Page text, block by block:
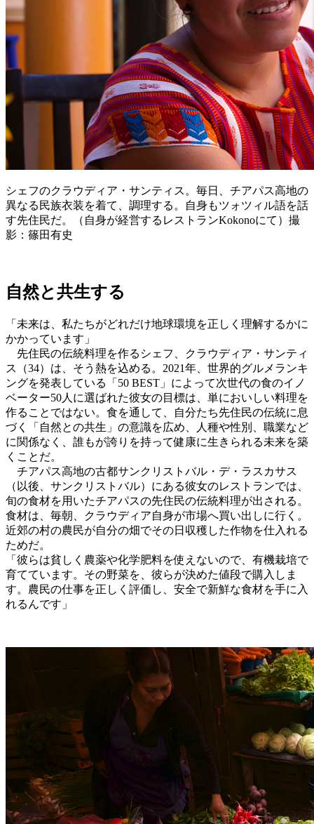
シェフのクラウディア・サンティス。毎日、チアパス高地の
異なる民族衣装を着て、調理する。自身もツォツィル語を話
す先住民だ。（自身が経営するレストランKokonoにて）撮
影：篠田有史
自然と共生する
「未来は、私たちがどれだけ地球環境を正しく理解するかに
かかっています」
先住民の伝統料理を作るシェフ、クラウディア・サンティ
ス（34）は、そう熱を込める。2021年、世界的グルメランキ
ングを発表している「50 BEST」によって次世代の食のイノ
ベーター50人に選ばれた彼女の目標は、単においしい料理を
作ることではない。食を通して、自分たち先住民の伝統に息
づく「自然との共生」の意識を広め、人種や性別、職業など
に関係なく、誰もが誇りを持って健康に生きられる未来を築
くことだ。
チアパス高地の古都サンクリストバル・デ・ラスカサス
（以後、サンクリストバル）にある彼女のレストランでは、
旬の食材を用いたチアパスの先住民の伝統料理が出される。
食材は、毎朝、クラウディア自身が市場へ買い出しに行く。
近郊の村の農民が自分の畑でその日収穫した作物を仕入れる
ためだ。
「彼らは貧しく農薬や化学肥料を使えないので、有機栽培で
育てています。その野菜を、彼らが決めた値段で購入しま
す。農民の仕事を正しく評価し、安全で新鮮な食材を手に入
れるんです」